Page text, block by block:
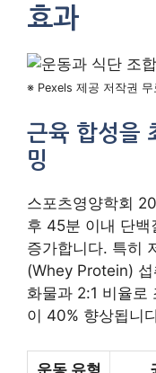
효과
※ Pexels 제공 저작권 무
근육 합성을
밍
스포츠영양학회
후 45분 이내 단백
증가합니다. 특히
(Whey Protein)
화물과 2:1 비율로
이 40% 향상됩니
운동 유형